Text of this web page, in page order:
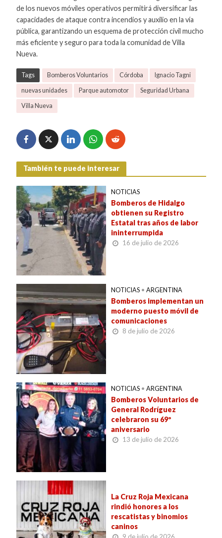
de los nuevos móviles operativos permitirá diversificar las
capacidades de ataque contra incendios y auxilio en la vía
pública, garantizando un esquema de protección civil mucho
más eficiente y seguro para toda la comunidad de Villa
Nueva.
Tags Bomberos Voluntarios Córdoba Ignacio Tagni
nuevas unidades Parque automotor Seguridad Urbana
Villa Nueva
También te puede interesar
NOTICIAS
Bomberos de Hidalgo
obtienen su Registro
Estatal tras años de labor
ininterrumpida
16 de julio de 2026
NOTICIAS • ARGENTINA
Bomberos implementan un
moderno puesto móvil de
comunicaciones
8 de julio de 2026
NOTICIAS • ARGENTINA
Bomberos Voluntarios de
General Rodríguez
celebraron su 69º
aniversario
13 de julio de 2026
La Cruz Roja Mexicana
rindió honores a los
rescatistas y binomios
caninos